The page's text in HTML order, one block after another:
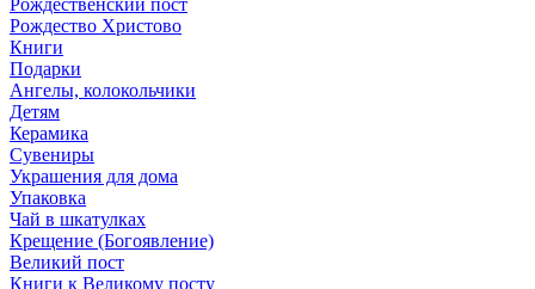
Рождественский пост
Рождество Христово
Книги
Подарки
Ангелы, колокольчики
Детям
Керамика
Сувениры
Украшения для дома
Упаковка
Чай в шкатулках
Крещение (Богоявление)
Великий пост
Книги к Великому посту